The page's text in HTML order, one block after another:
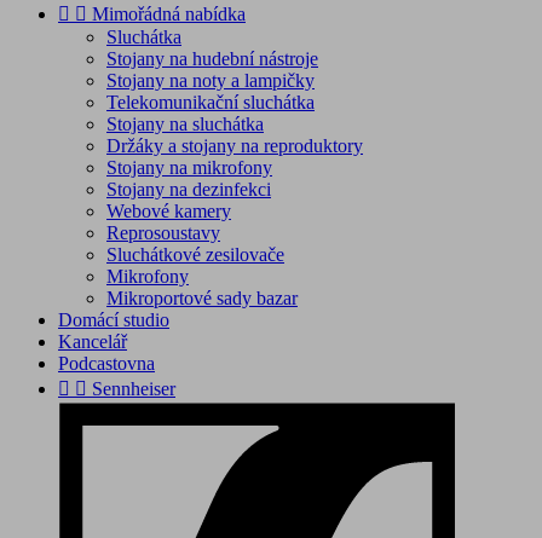
  Mimořádná nabídka
Sluchátka
Stojany na hudební nástroje
Stojany na noty a lampičky
Telekomunikační sluchátka
Stojany na sluchátka
Držáky a stojany na reproduktory
Stojany na mikrofony
Stojany na dezinfekci
Webové kamery
Reprosoustavy
Sluchátkové zesilovače
Mikrofony
Mikroportové sady bazar
Domácí studio
Kancelář
Podcastovna
  Sennheiser